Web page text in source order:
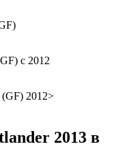
c 2012
2012>
2013 в